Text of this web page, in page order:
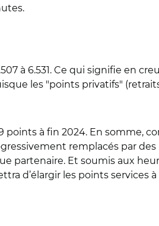
à 6.531. Ce qui signifie en
les "points privatifs"
points à fin 2024. En somme,
remplacés par
partenaire. Et soumis aux
d’élargir les points services à